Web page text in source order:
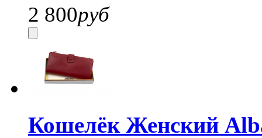
2 800руб
Кошелёк Женский